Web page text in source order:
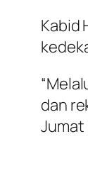
Kabid
dan
Jumat